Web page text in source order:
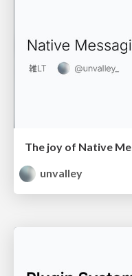
The joy of Native
unvalley